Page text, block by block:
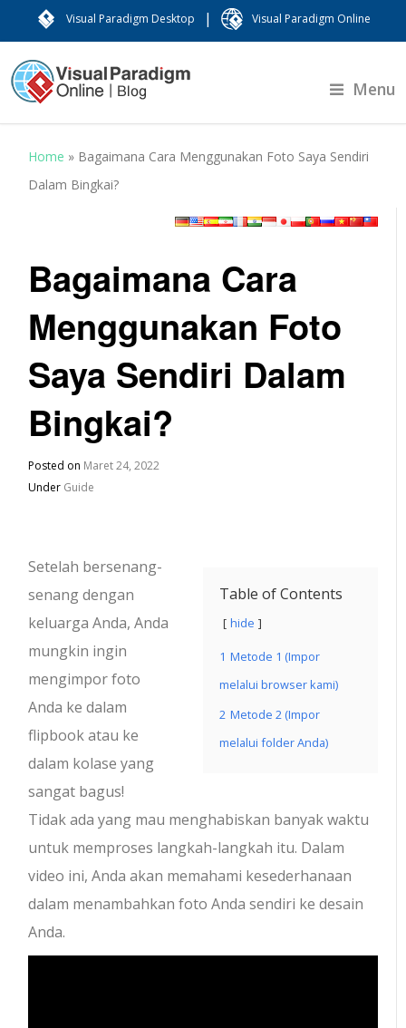
Visual Paradigm Desktop | Visual Paradigm Online
Menu
Home » Bagaimana Cara Menggunakan Foto Saya Sendiri
Dalam Bingkai?
Bagaimana Cara
Menggunakan Foto
Saya Sendiri Dalam
Bingkai?
Posted on Maret 24, 2022
Under Guide
Table of Contents
hide
1 Metode 1 (Impor
melalui browser kami)
2 Metode 2 (Impor
melalui folder Anda)
Setelah bersenang-
senang dengan
keluarga Anda, Anda
mungkin ingin
mengimpor foto
Anda ke dalam
flipbook atau ke
dalam kolase yang
sangat bagus!
Tidak ada yang mau menghabiskan banyak waktu
untuk memproses langkah-langkah itu. Dalam
video ini, Anda akan memahami kesederhanaan
dalam menambahkan foto Anda sendiri ke desain
Anda.